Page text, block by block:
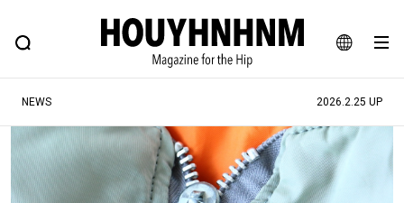
JA
EN
FEATURE BLOG SNAP
ヒップなファッション、カルチャー、ライフスタイルWEBマガジン
#注目のタグ
#SHOPPING ADDICT #憧れの逸品
NEWS 2026.2.25 UP